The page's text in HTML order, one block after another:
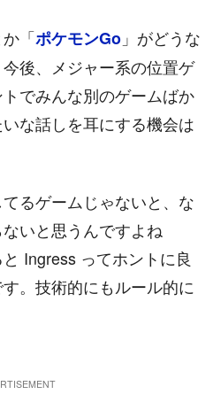
か「ポケモンGo 」がどうな
後、メジャー系の位置ゲ
でみんな別のゲームばか
な話しを耳にする機会は
るゲームじゃないと、な
いと思うんですよね
Ingress ってホントに良
。技術的にもルール的に